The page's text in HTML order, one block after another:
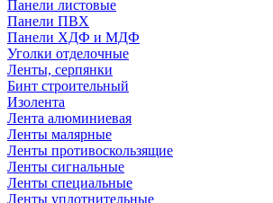
Панели листовые
Панели ПВХ
Панели ХДФ и МДФ
Уголки отделочные
Ленты, серпянки
Бинт строительный
Изолента
Лента алюминиевая
Ленты малярные
Ленты противоскользящие
Ленты сигнальные
Ленты специальные
Ленты уплотнительные